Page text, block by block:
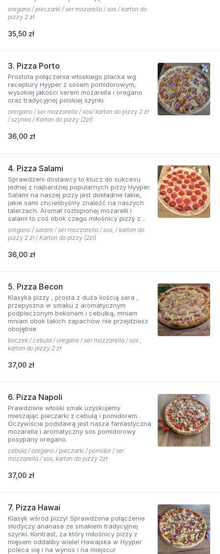
oregano / pieczarki / ser mozarella / sos / karton do
pizzy 2 zł
35,50 zł
3. Pizza Porto
Prostota połączenia włoskiego placka wg
receptury Hyyper z sosem pomidorowym,
wysokiej jakości serem mozarella i oregano
oraz tradycyjnej polskiej szynki
orergano / ser mozzarella / sos/ karton do pizzy 2 zł
/ szynka / Karton do pizzy (2zł)
36,00 zł
4. Pizza Salami
Sprawdzeni dostawcy to klucz do sukcesu
jednej z najbardziej popularnych pizzy Hyyper.
Salami na naszej pizzy jest dokładnie takie,
jakie sami chcielibyśmy znaleźć na naszych
talerzach. Aromat roztopionej mozarelli i
salami to coś obok czego miłośnicy pizzy z
mięsem nie przejdą obojętnie!
oregano / salami / ser mozzarella / sos, / karton do
pizzy 2 zł / Karton do pizzy (2zł)
36,00 zł
5. Pizza Becon
Klasyka pizzy , prosta z duża ilością sera ,
przepyszna w smaku z aromatycznym
podpieczonym bekonem i cebulką, mniam
mniam obok takich zapachów nie przejdziesz
obojętnie
boczek / cebula / oregano / ser mozzarella / sos ,
karton do pizzy 2 zł
37,00 zł
6. Pizza Napoli
Prawdziwie włoski smak uzyskujemy
mieszając pieczarki z cebulą i pomidorem.
Oczywiście podstawą jest nasza fantastyczna
mozarella i aromatyczny sos pomidorowy
posypany oregano.
cebula / oregano / pieczarki / pomidor / ser
mozzarella / sos, karton do pizzy 2zł
37,00 zł
7. Pizza Hawai
Klasyk wśród pizzy! Sprawdzone połączenie
słodyczy ananasa ze smakiem tradycyjnej
szynki. Kontrast, za który miłośnicy pizzy z
mięsem oddaliby wiele! Hawajska w Hyyper
poleca się i na wynos i na miejscu!